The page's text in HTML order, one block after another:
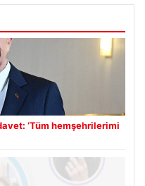
‘Tüm hemşehrilerimi